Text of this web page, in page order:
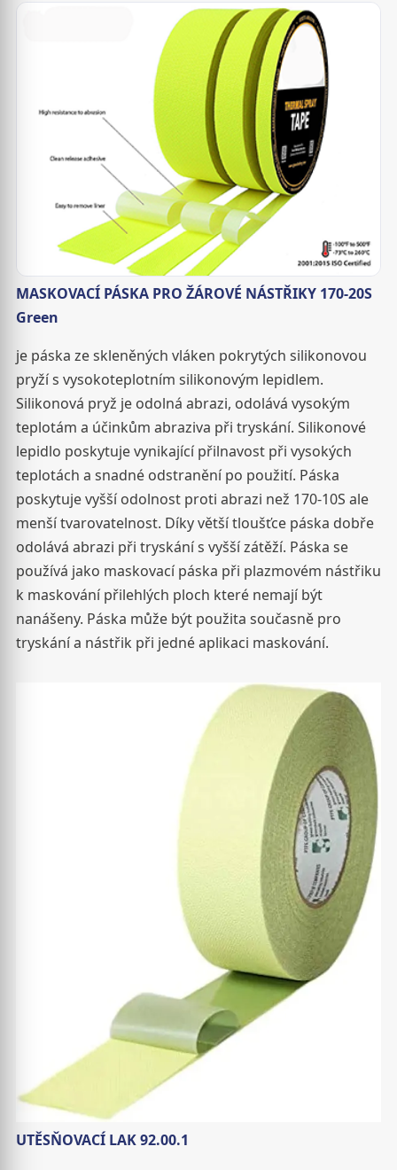
MASKOVACÍ PÁSKA PRO ŽÁROVÉ NÁSTŘIKY 170-20S
Green
je páska ze skleněných vláken pokrytých silikonovou
pryží s vysokoteplotním silikonovým lepidlem.
Silikonová pryž je odolná abrazi, odolává vysokým
teplotám a účinkům abraziva při tryskání. Silikonové
lepidlo poskytuje vynikající přilnavost při vysokých
teplotách a snadné odstranění po použití. Páska
poskytuje vyšší odolnost proti abrazi než 170-10S ale
menší tvarovatelnost. Díky větší tloušťce páska dobře
odolává abrazi při tryskání s vyšší zátěží. Páska se
používá jako maskovací páska při plazmovém nástřiku
k maskování přilehlých ploch které nemají být
nanášeny. Páska může být použita současně pro
tryskání a nástřik při jedné aplikaci maskování.
UTĚSŇOVACÍ LAK 92.00.1